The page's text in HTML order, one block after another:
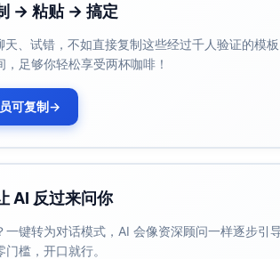
→ 粘贴 → 搞定
天、试错，不如直接复制这些经过千人验证的模
足够你轻松享受两杯咖啡！
可复制→
AI 反过来问你
一键转为对话模式，AI 会像资深顾问一样逐步引
槛，开口就行。